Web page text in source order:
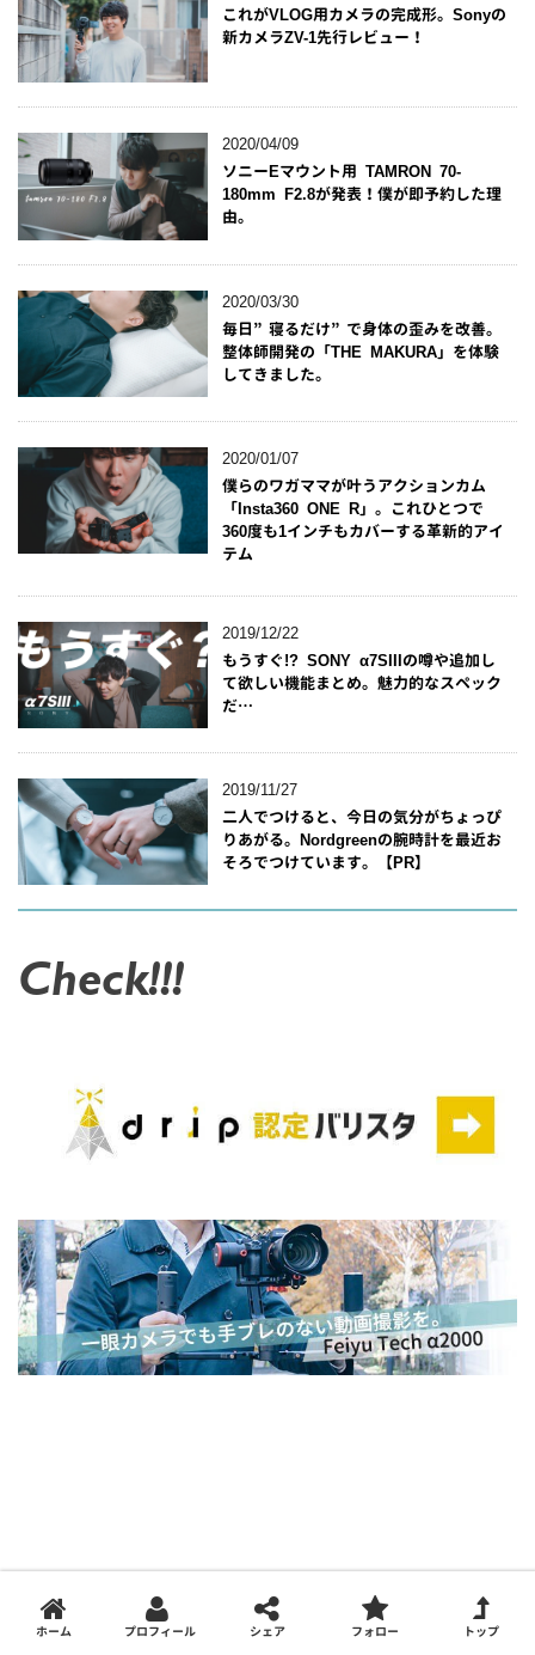
これがVLOG用カメラの完成形。Sonyの
新カメラZV-1先行レビュー！
2020/04/09
ソニーEマウント用 TAMRON 70-
180mm F2.8が発表！僕が即予約した理
由。
2020/03/30
毎日”寝るだけ”で身体の歪みを改善。
整体師開発の「THE MAKURA」を体験
してきました。
2020/01/07
僕らのワガママが叶うアクションカム
「Insta360 ONE R」。これひとつで
360度も1インチもカバーする革新的アイ
テム
2019/12/22
もうすぐ!? SONY α7SIIIの噂や追加し
て欲しい機能まとめ。魅力的なスペック
だ…
2019/11/27
二人でつけると、今日の気分がちょっぴ
りあがる。Nordgreenの腕時計を最近お
そろでつけています。【PR】
Check!!!
ホーム プロフィール シェア フォロー トップ